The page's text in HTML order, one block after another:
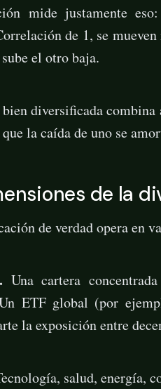
mide justamente
de 1, se
el otro baja.
diversificada
la caída de uno se
de la
de verdad opera en
Una cartera
ETF global (por
la exposición entre
salud, energía,